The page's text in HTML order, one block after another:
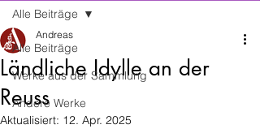
Alle Beiträge
Werke aus der Sammlung
Andere Werke
Alle Beiträge
Ländliche Idylle an der
Reuss
Andreas
Aktualisiert: 12. Apr. 2025